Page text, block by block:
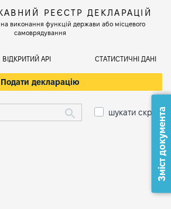
РЕЄСТР ДЕКЛАРАЦІЙ
виконання функцій держави або місцевого
самоврядування
ВІДКРИТИЙ АРІ СТАТИСТИЧНІ ДАНІ
Подати декларацію
шукати скрізьЗміст документа